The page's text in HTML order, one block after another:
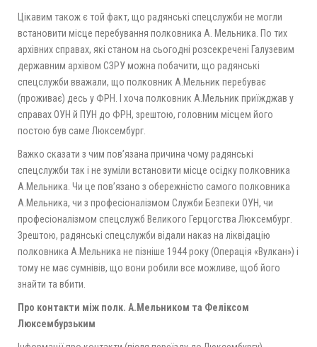
Цікавим також є той факт, що радянські спецслужби не могли
встановити місце перебування полковника А. Мельника. По тих
архівних справах, які станом на сьогодні розсекречені Галузевим
державним архівом СЗРУ можна побачити, що радянські
спецслужби вважали, що полковник А.Мельник перебуває
(проживає) десь у ФРН. І хоча полковник А.Мельник приїжджав у
справах ОУН й ПУН до ФРН, зрештою, головним місцем його
постою був саме Люксембург.
Важко сказати з чим пов’язана причина чому радянські
спецслужби так і не зуміли встановити місце осідку полковника
А.Мельника. Чи це пов’язано з обережністю самого полковника
А.Мельника, чи з професіоналізмом Служби Безпеки ОУН, чи
професіоналізмом спецслужб Великого Герцогства Люксембург.
Зрештою, радянські спецслужби відали наказ на ліквідацію
полковника А.Мельника не пізніше 1944 року (Операція «Вулкан») і
тому не має сумнівів, що вони робили все можливе, щоб його
знайти та вбити.
Про контакти між полк. А.Мельником та Феліксом
Люксембурзьким